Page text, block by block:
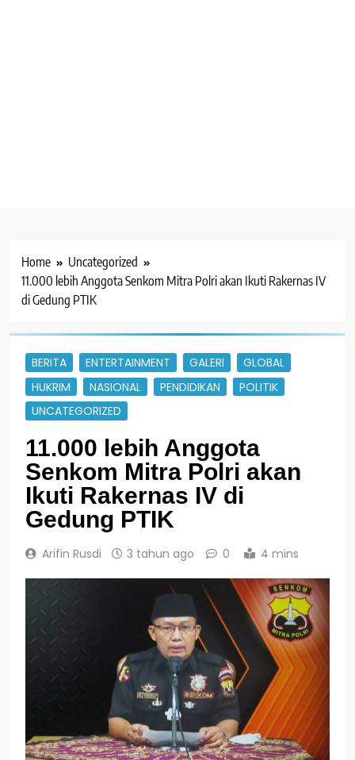
Home
Uncategorized
11.000 lebih Anggota Senkom Mitra Polri akan Ikuti Rakernas IV
di Gedung PTIK
BERITA ENTERTAINMENT GALERI
GLOBAL
HUKRIM
NASIONAL PENDIDIKAN
POLITIK
UNCATEGORIZED
11.000 lebih Anggota
Senkom Mitra Polri akan
Ikuti Rakernas IV di
Gedung PTIK
Arifin Rusdi 3 tahun ago 0 4 mins